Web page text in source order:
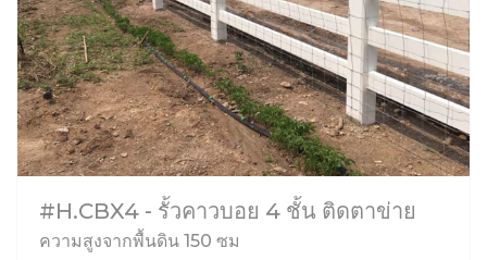
#H.CBX4 - รั้วคาวบอย 4 ชั้น ติดตาข่าย
ความสูงจากพื้นดิน 150 ซม